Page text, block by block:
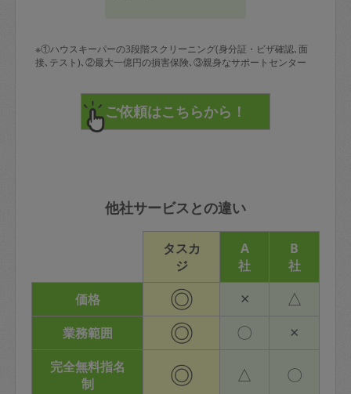
※①ハウスキーパーの3段階スクリーニング(身分証・ビザ確認､面
接､テスト)､②最大一億円の損害保険､③親身なサポートセンター
他社サービスとの違い
タスカ
ジ
A
社
B
社
価格
◎ × △
業務範囲 ◎ 〇 ×
完全無料指名
制
◎ △ 〇